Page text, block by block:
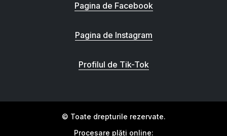
Pagina de Facebook
Pagina de Instagram
Profilul de Tik-Tok
© Toate drepturile rezervate.
Procesare plăți online: